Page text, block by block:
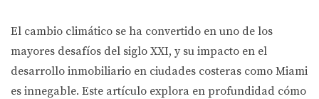
El cambio climático se ha convertido en uno de los
mayores desafíos del siglo XXI, y su impacto en el
desarrollo inmobiliario en ciudades costeras como Miami
es innegable. Este artículo explora en profundidad cómo